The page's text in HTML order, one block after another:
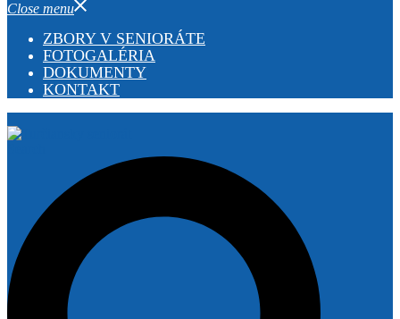
Close menu
ZBORY V SENIORÁTE
FOTOGALÉRIA
DOKUMENTY
KONTAKT